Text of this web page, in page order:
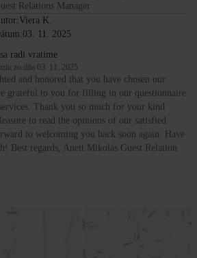
Relations Manager
Viera K.
03. 11. 2025
radi vratime
zo dňa 03. 11. 2025
and honored that you have chosen our
grateful to you for filling in our questionnaire
Thank you so much for your kind
to read the opinions of our satisfied
to welcoming you back soon again. Have
Best regards, Anett Mikolás Guest Relation